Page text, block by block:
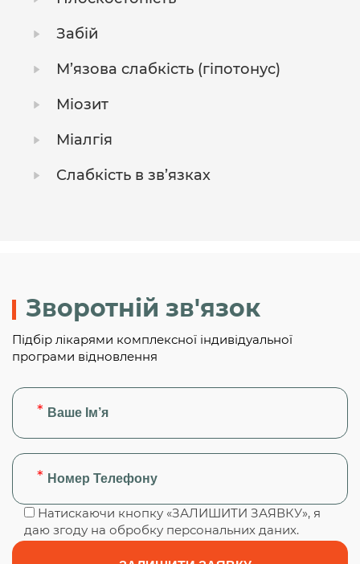
Забій
М’язова слабкість (гіпотонус)
Міозит
Міалгія
Слабкість в зв’язках
Зворотній зв'язок
Підбір лікарями комплексної індивідуальної
програми відновлення
Натискаючи кнопку «ЗАЛИШИТИ ЗАЯВКУ», я
даю згоду на обробку персональних даних.